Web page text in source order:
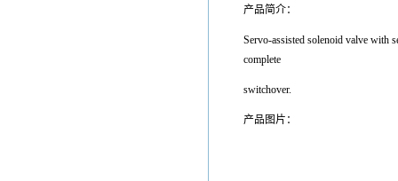
产品简介：
Servo-assisted solenoid valve with
complete
switchover.
产品图片：